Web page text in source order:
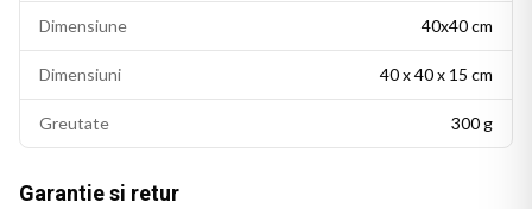
Dimensiune 40x40 cm
Dimensiuni 40 x 40 x 15 cm
Greutate 300 g
Garantie si retur